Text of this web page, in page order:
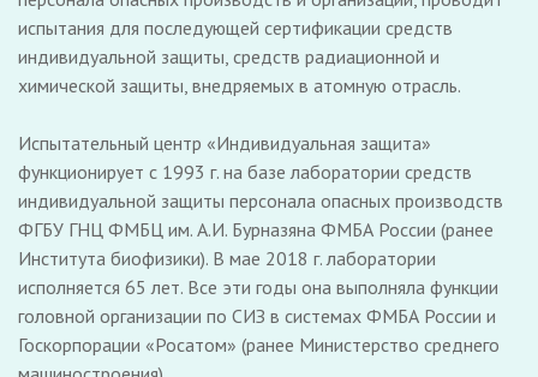
испытания для последующей сертификации средств
индивидуальной защиты, средств радиационной и
химической защиты, внедряемых в атомную отрасль.
Испытательный центр «Индивидуальная защита»
функционирует с 1993 г. на базе лаборатории средств
индивидуальной защиты персонала опасных производств
ФГБУ ГНЦ ФМБЦ им. А.И. Бурназяна ФМБА России (ранее
Института биофизики). В мае 2018 г. лаборатории
исполняется 65 лет. Все эти годы она выполняла функции
головной организации по СИЗ в системах ФМБА России и
Госкорпорации «Росатом» (ранее Министерство среднего